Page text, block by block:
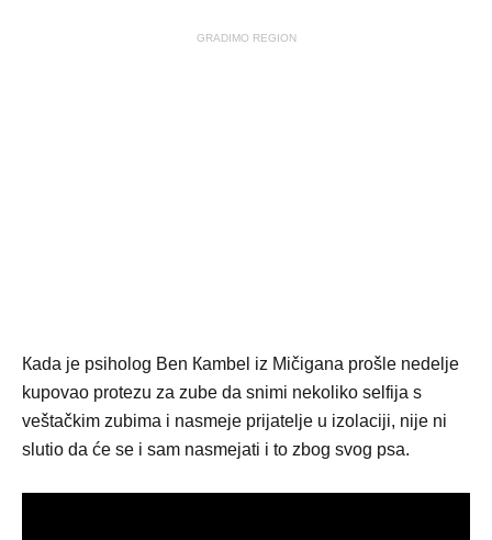
GRADIMO REGION
Кada je psiholog Ben Кambel iz Mičigana prošle nedelje
kupovao protezu za zube da snimi nekoliko selfija s
veštačkim zubima i nasmeje prijatelje u izolaciji, nije ni
slutio da će se i sam nasmejati i to zbog svog psa.